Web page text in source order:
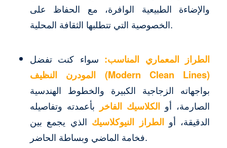
والإضاءة الطبيعية الوافرة، مع الحفاظ على
الخصوصية التي تتطلبها الثقافة المحلية.
الطراز المعماري المناسب: سواء كنت تفضل
المودرن النظيف (Modern Clean Lines)
بواجهاته الزجاجية الكبيرة والخطوط الهندسية
الصارمة، أو الكلاسيك الفاخر بأعمدته وتفاصيله
الدقيقة، أو الطراز النيوكلاسيك الذي يجمع بين
فخامة الماضي وبساطة الحاضر.